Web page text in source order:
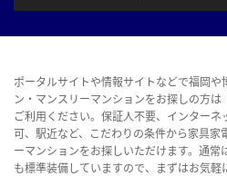
ポータルサイトや情報サイトなどで福岡
ン・マンスリーマンションをお探しの方
ご利用ください。保証人不要、インター
可、駅近など、こだわりの条件から家具家
ーマンションをお探しいただけます。通
も標準装備していますので、まずはお気軽